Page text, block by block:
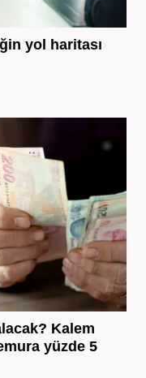
yol haritası
Kalem
yüzde 5